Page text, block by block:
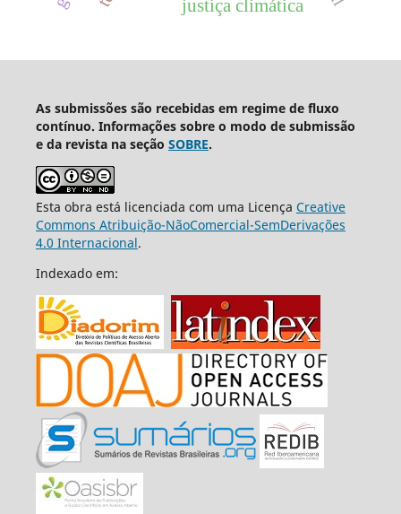
justiça climática
As submissões são recebidas em regime de fluxo
contínuo. Informações sobre o modo de submissão
e da revista na seção SOBRE.
Esta obra está licenciada com uma Licença Creative
Commons Atribuição-NãoComercial-SemDerivações
4.0 Internacional.
Indexado em: